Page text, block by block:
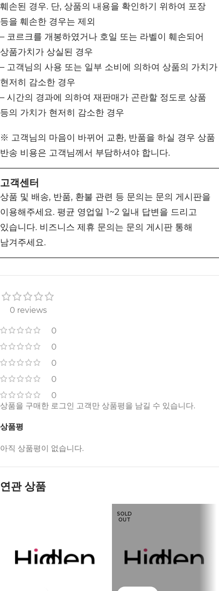
훼손된 경우. 단, 상품의 내용을 확인하기 위하여 포장
등을 훼손한 경우는 제외
– 코르크를 개봉하였거나 호일 또는 라벨이 훼손되어
상품가치가 상실된 경우
– 고객님의 사용 또는 일부 소비에 의하여 상품의 가치가
현저히 감소한 경우
– 시간의 경과에 의하여 재판매가 곤란할 정도로 상품
등의 가치가 현저히 감소한 경우
※ 고객님의 마음이 바뀌어 교환, 반품을 하실 경우 상품
반송 비용은 고객님께서 부담하셔야 합니다.
고객센터
상품 및 배송, 반품, 환불 관련 등 문의는 문의 게시판을
이용해주세요. 평균 영업일 1~2 일내 답변을 드리고
있습니다. 비즈니스 제휴 문의는 문의 게시판 통해
남겨주세요.
0 reviews
0
0
0
0
0
상품평
아직 상품평이 없습니다.
상품을 구매한 로그인 고객만 상품평을 남길 수 있습니다.
연관 상품
SOLD
OUT